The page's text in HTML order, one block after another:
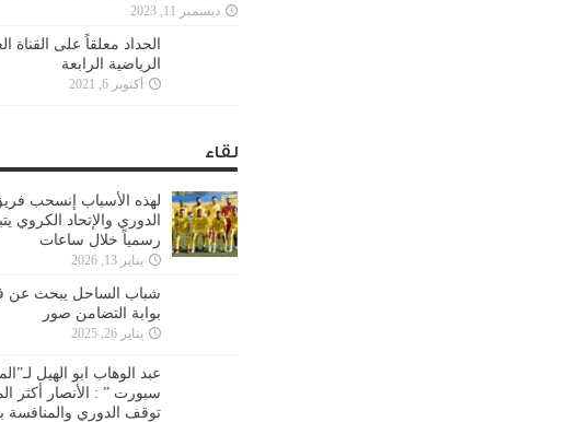
ديسمبر 11, 2023
الحداد معلقاً على القناة
الرياضية الرابعة
أكتوبر 6, 2021
لقاء
لهذه الأسباب إنسحب
الدوري والإتحاد الكروي
رسمياً خلال ساعات
يناير 13, 2026
شباب الساحل يبحث عن
بوابة التضامن صور
يناير 26, 2025
عبد الوهاب ابو الهيل
سبورت ” : الأنصار أكثر
توقف الدوري والمنافسة بين